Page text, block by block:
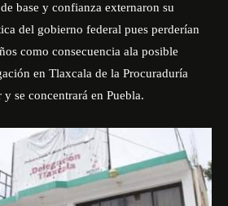
base y confianza externaron su
del gobierno federal pues perderían
como consecuencia ala posible
en Tlaxcala de la Procuraduría
se concentrará en Puebla.